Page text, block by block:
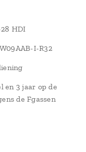
HDI
I-R32
en 3 jaar op de
de Fgassen